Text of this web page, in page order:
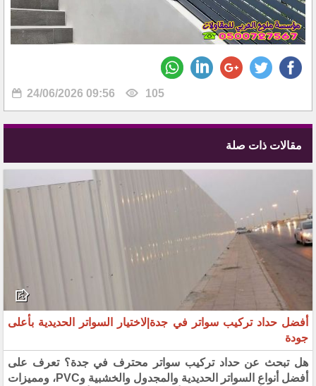
24/06/2026 09:56 105
مقالات ذات صلة
أفضل حداد تركيب سواتر في جدة|لاختيار السواتر الحديدية بأعلى
جودة
هل تبحث عن حداد تركيب سواتر محترف في جدة؟ تعرف على
أفضل أنواع السواتر الحديدية والمجدول والخشبية وPVC، ومميزات